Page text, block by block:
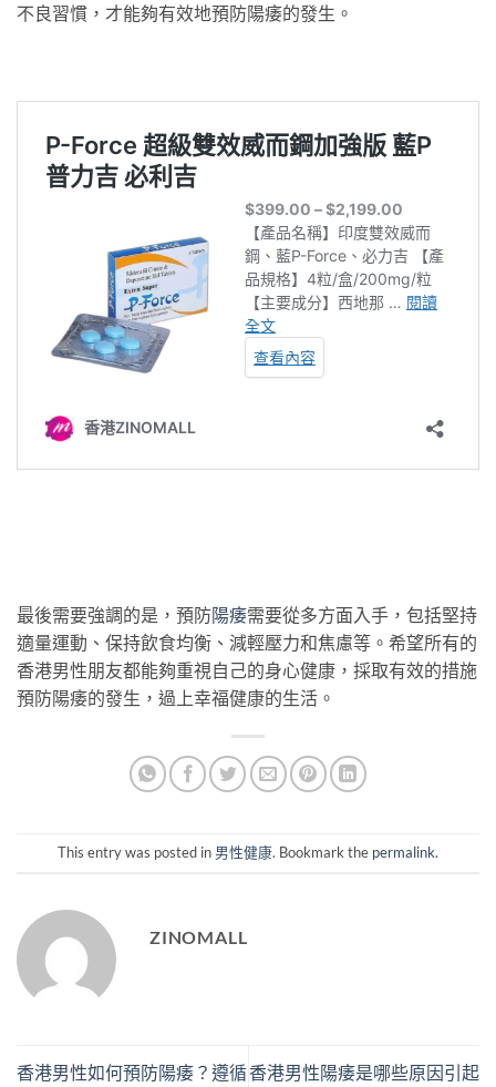
不良習慣，才能夠有效地預防陽痿的發生。
最後需要強調的是，預防陽痿需要從多方面入手，包括堅持
適量運動、保持飲食均衡、減輕壓力和焦慮等。希望所有的
香港男性朋友都能夠重視自己的身心健康，採取有效的措施
預防陽痿的發生，過上幸福健康的生活。
This entry was posted in 男性健康. Bookmark the permalink.
ZINOMALL
香港男性如何預防陽痿？遵循香港男性陽痿是哪些原因引起